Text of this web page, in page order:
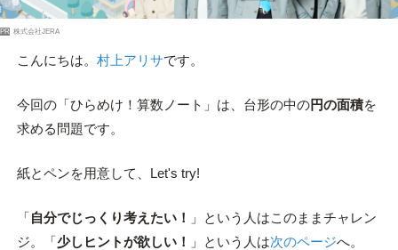
PR 株式会社JERA
こんにちは。 村上アリサです。
今回の「ひらめけ！算数ノート」は、台形の中の円の面積を
求める問題です。
紙とペンを用意して、Let's try!
「自分でじっくり考えたい！
」という人はこのままチャレン
ジ。「少しヒントが欲しい！ 」という人は次のページへ。